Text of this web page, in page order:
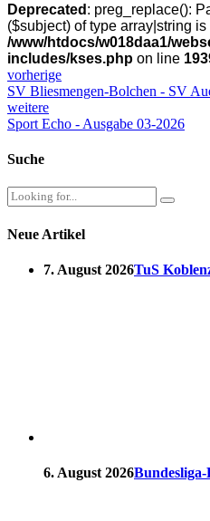
Deprecated : preg_replace():
($subject) of type array|string
/www/htdocs/w018daa1/
includes/kses.php on line
vorherige
SV Bliesmengen-Bolchen - SV
weitere
Sport Echo - Ausgabe 03-2026
Suche
Neue Artikel
7. August 2026TuS
6. August 2026